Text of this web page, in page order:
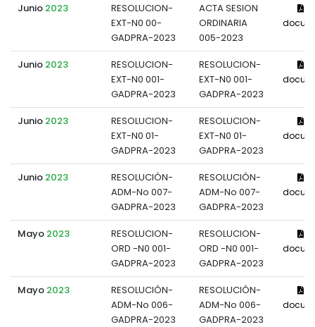
Junio 2023
RESOLUCION-
EXT-N0 00-
GADPRA-2023
ACTA SESION
ORDINARIA
005-2023
Junio 2023
RESOLUCION-
EXT-N0 001-
GADPRA-2023
RESOLUCION-
EXT-N0 001-
GADPRA-2023
Junio 2023
RESOLUCION-
EXT-N0 01-
GADPRA-2023
RESOLUCION-
EXT-N0 01-
GADPRA-2023
Junio 2023
RESOLUCIÓN-
ADM-No 007-
GADPRA-2023
RESOLUCIÓN-
ADM-No 007-
GADPRA-2023
Mayo 2023
RESOLUCION-
ORD -N0 001-
GADPRA-2023
RESOLUCION-
ORD -N0 001-
GADPRA-2023
Mayo 2023
RESOLUCIÓN-
ADM-No 006-
GADPRA-2023
RESOLUCIÓN-
ADM-No 006-
GADPRA-2023